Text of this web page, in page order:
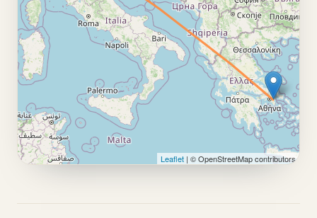
Leaflet | © OpenStreetMap contributors